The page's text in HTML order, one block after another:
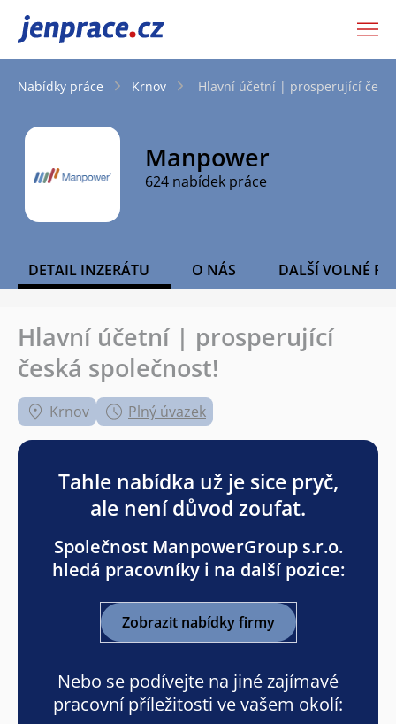
JenPráce.cz
Nabídky práce Krnov Hlavní účetní | prosperující
Manpower
624 nabídek práce
DETAIL INZERÁTU O NÁS DALŠÍ VOLNÉ
Hlavní účetní | prosperující
česká společnost!
Krnov Plný úvazek
Tahle nabídka už je sice pryč,
ale není důvod zoufat.
Společnost ManpowerGroup s.r.o.
hledá pracovníky i na další pozice:
Zobrazit nabídky firmy
Nebo se podívejte na jiné zajímavé
pracovní příležitosti ve vašem okolí: